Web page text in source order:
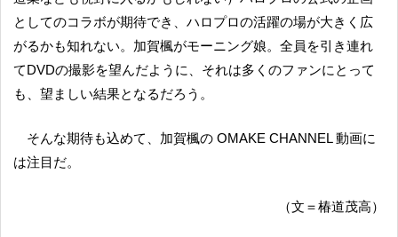
としてのコラボが期待でき、ハロプロの活躍の場が大きく広
がるかも知れない。加賀楓がモーニング娘。全員を引き連れ
てDVDの撮影を望んだように、それは多くのファンにとって
も、望ましい結果となるだろう。
そんな期待も込めて、加賀楓の OMAKE CHANNEL 動画に
は注目だ。
（文＝椿道茂高）